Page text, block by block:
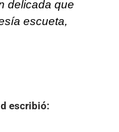
delicada que
escueta,
escribió: